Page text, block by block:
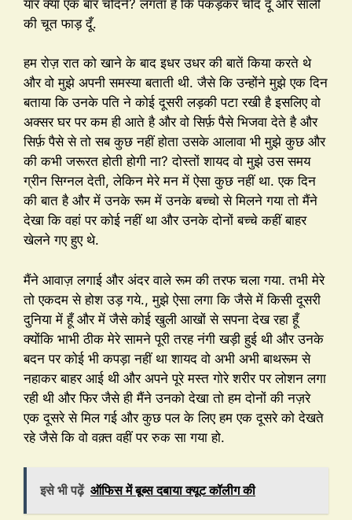
यार क्या एक बार चोदने? लगता है कि पकड़कर चोद दूँ और साली
की चूत फाड़ दूँ.
हम रोज़ रात को खाने के बाद इधर उधर की बातें किया करते थे
और वो मुझे अपनी समस्या बताती थी. जैसे कि उन्होंने मुझे एक दिन
बताया कि उनके पति ने कोई दूसरी लड़की पटा रखी है इसलिए वो
अक्सर घर पर कम ही आते है और वो सिर्फ़ पैसे भिजवा देते है और
सिर्फ़ पैसे से तो सब कुछ नहीं होता उसके आलावा भी मुझे कुछ और
की कभी जरूरत होती होगी ना? दोस्तों शायद वो मुझे उस समय
ग्रीन सिग्नल देती, लेकिन मेरे मन में ऐसा कुछ नहीं था. एक दिन
की बात है और में उनके रूम में उनके बच्चो से मिलने गया तो मैंने
देखा कि वहां पर कोई नहीं था और उनके दोनों बच्चे कहीं बाहर
खेलने गए हुए थे.
मैंने आवाज़ लगाई और अंदर वाले रूम की तरफ चला गया. तभी मेरे
तो एकदम से होश उड़ गये., मुझे ऐसा लगा कि जैसे में किसी दूसरी
दुनिया में हूँ और में जैसे कोई खुली आखों से सपना देख रहा हूँ
क्योंकि भाभी ठीक मेरे सामने पूरी तरह नंगी खड़ी हुई थी और उनके
बदन पर कोई भी कपड़ा नहीं था शायद वो अभी अभी बाथरूम से
नहाकर बाहर आई थी और अपने पूरे मस्त गोरे शरीर पर लोशन लगा
रही थी और फिर जैसे ही मैंने उनको देखा तो हम दोनों की नज़रे
एक दूसरे से मिल गई और कुछ पल के लिए हम एक दूसरे को देखते
रहे जैसे कि वो वक़्त वहीं पर रुक सा गया हो.
इसे भी पढ़ें ऑफिस में बूब्स दबाया क्यूट कॉलीग की